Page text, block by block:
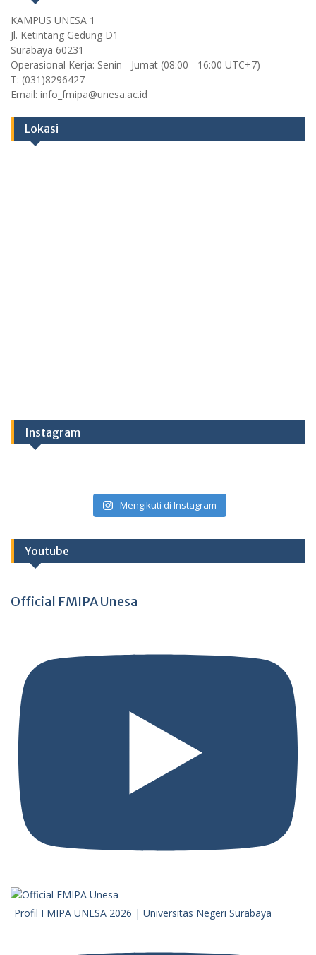
KAMPUS UNESA 1
Jl. Ketintang Gedung D1
Surabaya 60231
Operasional Kerja: Senin - Jumat (08:00 - 16:00 UTC+7)
T: (031)8296427
Email: info_fmipa@unesa.ac.id
Lokasi
Instagram
Mengikuti di Instagram
Youtube
Official FMIPA Unesa
Profil FMIPA UNESA 2026 | Universitas Negeri Surabaya